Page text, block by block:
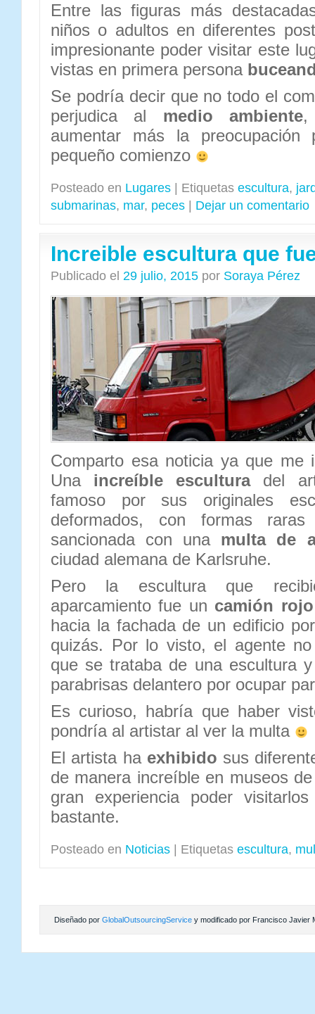
Entre las figuras más
niños o adultos en diferentes
impresionante poder visitar este
vistas en primera persona
Se podría decir que no todo el
perjudica al medio ambiente,
aumentar más la
pequeño comienzo
Posteado en Lugares Etiquetas escultura,
submarinas, mar, peces Dejar un comentario
Increible escultura que
Publicado el 29 julio, 2015 por Soraya Pérez
Comparto esa noticia ya que me
Una increíble esculturadel
famoso por sus originales
deformados, con formas
sancionada con una multa de
ciudad alemana de Karlsruhe.
Pero la escultura que
aparcamiento fue un camión
hacia la fachada de un edificio
quizás. Por lo visto, el agente
que se trataba de una escultura
parabrisas delantero por ocupar
Es curioso, habría que haber
pondría al artistar al ver la multa
El artista ha exhibido sus
de manera increíble en museos
gran experiencia poder
bastante.
Posteado en Noticias Etiquetas escultura,
Diseñado por GlobalOutsourcingService y modificado por Francisco Javier